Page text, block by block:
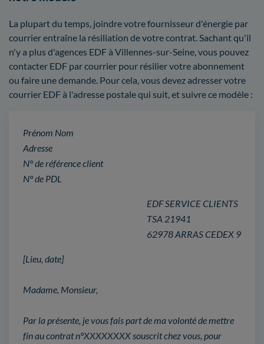
La plupart du temps, joindre votre fournisseur d'énergie par
courrier entraîne la résiliation de votre contrat. Sachant qu'il
n'y a plus d'agences EDF à Villennes-sur-Seine, vous pouvez
contacter EDF par courrier pour résilier votre abonnement
ou faire une demande. Pour cela, vous devez adresser votre
courrier EDF à l'adresse postale qui suit, et suivre ce modèle :
Prénom Nom
Adresse
N° de référence client
N° de PDL
EDF SERVICE CLIENTS
TSA 21941
62978 ARRAS CEDEX 9
[Lieu, date]
Madame, Monsieur,
Par la présente, je vous fais part de ma volonté de mettre
fin au contrat n°XXXXXXXX souscrit chez vous, pour